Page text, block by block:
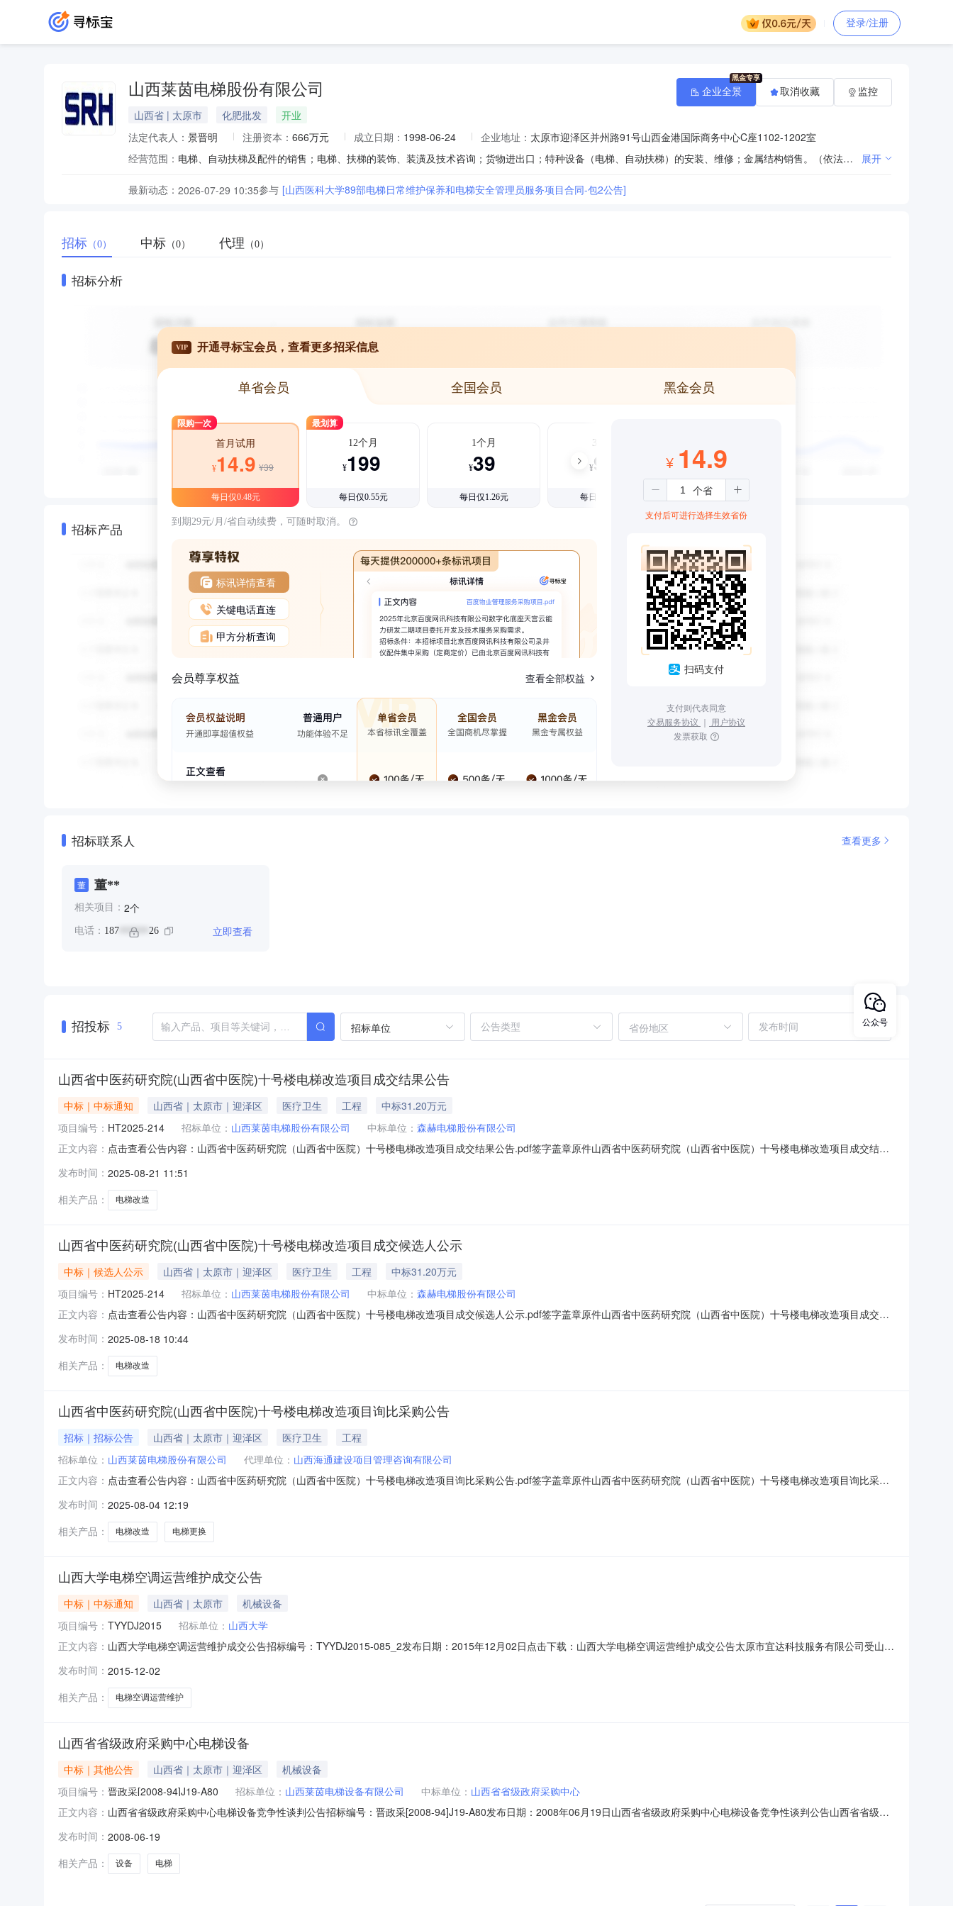
登录/注册
山西莱茵电梯股份有限公司
山西省 | 太原市 化肥批发
开业
法定代表人： 景晋明 注册资本： 666万元 成立日期： 1998-06-24 企业地址： 太原市迎泽区并州路91号山西金港国际商务中心C座1102-1202室
经营范围：
电梯、自动扶梯及配件的销售；电梯、扶梯的装饰、装潢及技术咨询；货物进出口；特种设备（电梯、自动扶梯）的安装、维修；金属结构销售。（依法须经批准的项目，经相关部门批准后方可开展经营活动） 展开
最新动态： 2026-07-29 10:35参与 [山西医科大学89部电梯日常维护保养和电梯安全管理员服务项目合同-包2公告]
企业全景 取消收藏 监控
招标 （0） 中标 （0） 代理 （0）
招标分析
招标产品
VIP 开通寻标宝会员，查看更多招采信息
单省会员 全国会员 黑金会员
限购一次
首月试用
¥14.9 ¥39
每日仅0.48元
最划算
12个月
¥199
每日仅0.55元
1个月
¥39
每日仅1.26元
3个月
¥99
每日仅1.08元
到期29元/月/省自动续费，可随时取消。
标讯详情查看
关键电话直连
甲方分析查询
会员尊享权益 查看全部权益
¥ 14.9
支付后可进行选择生效省份
扫码支付
支付则代表同意
交易服务协议 ｜ 用户协议
发票获取
招标联系人 查看更多
董 董**
相关项目： 2个
电话： 187 ****** 26 立即查看
招投标 5 招标单位 省份地区
山西省中医药研究院(山西省中医院)十号楼电梯改造项目成交结果公告
中标｜中标通知 山西省｜太原市｜迎泽区 医疗卫生 工程
中标31.20万元
项目编号： HT2025-214 招标单位： 山西莱茵电梯股份有限公司 中标单位： 森赫电梯股份有限公司
正文内容： 点击查看公告内容：山西省中医药研究院（山西省中医院）十号楼电梯改造项目成交结果公告.pdf签字盖章原件山西省中医药研究院（山西省中医院）十号楼电梯改造项目成交结果
梯改造项目（采购项目编号：HT2025-214）进行询比采购，现将成交结果公告如下：一、成交结果标段（包）名称：不分标段排序成交单位名称成交价格1森赫电梯股份有限公司
312000元
发布时间： 2025-08-21 11:51
相关产品：
电梯改造
山西省中医药研究院(山西省中医院)十号楼电梯改造项目成交候选人公示
中标｜候选人公示 山西省｜太原市｜迎泽区 医疗卫生 工程
中标31.20万元
项目编号： HT2025-214 招标单位： 山西莱茵电梯股份有限公司 中标单位： 森赫电梯股份有限公司
正文内容： 点击查看公告内容：山西省中医药研究院（山西省中医院）十号楼电梯改造项目成交候选人公示.pdf签字盖章原件山西省中医药研究院（山西省中医院）十号楼电梯改造项目成交候
2025年08月15日对山西省中医药研究院(山西省中医院)十号楼电梯改造项目（采购项目编号：HT2025-214）进行询比采购，现将成交候选人公示如下：一、评审情况标段（包）名
称
发布时间： 2025-08-18 10:44
相关产品：
电梯改造
山西省中医药研究院(山西省中医院)十号楼电梯改造项目询比采购公告
招标｜招标公告 山西省｜太原市｜迎泽区 医疗卫生
工程
招标单位： 山西莱茵电梯股份有限公司 代理单位： 山西海通建设项目管理咨询有限公司
正文内容： 点击查看公告内容：山西省中医药研究院（山西省中医院）十号楼电梯改造项目询比采购公告.pdf签字盖章原件山西省中医药研究院（山西省中医院）十号楼电梯改造项目询比采购
省中医院)十号楼电梯改造项目1.2采购人：山西莱茵电梯股份有限公司1.3采购代理机构：山西海通建设项目管理咨询有限公司1.4采购项目资金落实情况：已落实1.5采购项目概况：
山西省中医药研究院(
发布时间： 2025-08-04 12:19
相关产品：
电梯改造 电梯更换
山西大学电梯空调运营维护成交公告
中标｜中标通知 山西省｜太原市
机械设备
项目编号： TYYDJ2015 招标单位： 山西大学
正文内容： 山西大学电梯空调运营维护成交公告招标编号：TYYDJ2015-085_2发布日期：2015年12月02日点击下载：山西大学电梯空调运营维护成交公告太原市宜达科技服务有限公司受山西
告推荐意见，现将结果公告如下：1.采购单位名称：山西大学地址：太原市小店区坞城路92号2.代理机构名称：太原市宜达科技服务有限公司地址：太原市高新区瑞杰科技中心A座8
发布时间： 2015-12-02
相关产品：
电梯空调运营维护
山西省省级政府采购中心电梯设备
中标｜其他公告 山西省｜太原市｜迎泽区
机械设备
项目编号： 晋政采[2008-94]J19-A80 招标单位： 山西莱茵电梯设备有限公司 中标单位： 山西省省级政府采购中心
正文内容： 山西省省级政府采购中心电梯设备竞争性谈判公告招标编号：晋政采[2008-94]J19-A80发布日期：2008年06月19日山西省省级政府采购中心电梯设备竞争性谈判公告山西省省级政
照竞争性谈判采购的程序分别与参加谈判的供应商进行了商务、技术、价格的谈判，经过谈判小组客观公正的评定，推荐成交单位为：山西莱茵电梯设备有限公司感谢参与本项目的
发布时间： 2008-06-19
相关产品：
设备 电梯
公众号